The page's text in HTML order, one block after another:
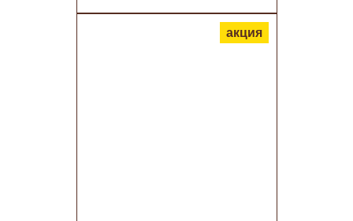
акция